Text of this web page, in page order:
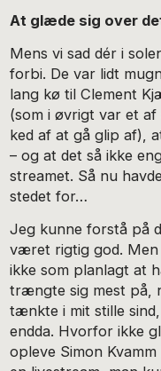
At glæde sig over
Mens vi sad dér i
forbi. De var lidt
lang kø til Clement
(som i øvrigt var et
ked af at gå glip af),
– og at det så ikke
streamet. Så nu
stedet for…
Jeg kunne forstå på
været rigtig god. Men
ikke som planlagt at
trængte sig mest på,
tænkte i mit stille
endda. Hvorfor ikke
opleve Simon